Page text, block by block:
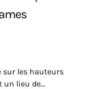
sur les hauteurs
un lieu de…